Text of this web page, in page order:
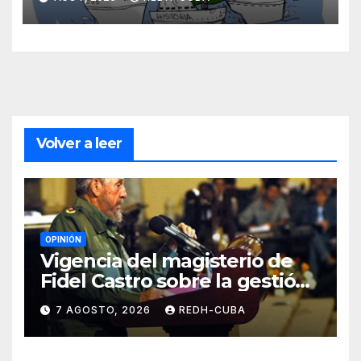
Blanch
Volver a leer
OPINIÓN
Vigencia del magisterio de
Fidel Castro sobre la gestión
del liderazgo revolucionario.
Por Jorge Luís Guach Estévez
7 AGOSTO, 2026 REDH-CUBA